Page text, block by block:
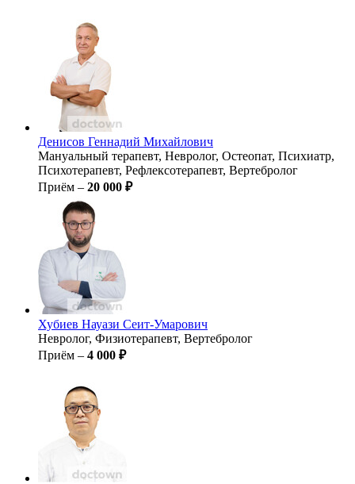
Денисов Геннадий Михайлович
Мануальный терапевт, Невролог, Остеопат, Психиатр,
Психотерапевт, Рефлексотерапевт, Вертебролог
Приём – 20 000 ₽
Хубиев Науази Сеит-Умарович
Невролог, Физиотерапевт, Вертебролог
Приём – 4 000 ₽